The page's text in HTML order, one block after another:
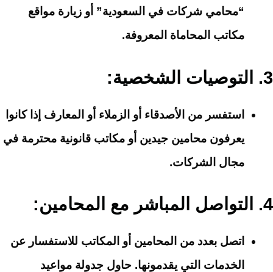
“محامي شركات في السعودية” أو زيارة مواقع
مكاتب المحاماة المعروفة.
3. التوصيات الشخصية:
استفسر من الأصدقاء أو الزملاء أو المعارف إذا كانوا
يعرفون محامين جيدين أو مكاتب قانونية محترمة في
مجال الشركات.
4. التواصل المباشر مع المحامين:
اتصل بعدد من المحامين أو المكاتب للاستفسار عن
الخدمات التي يقدمونها. حاول جدولة مواعيد